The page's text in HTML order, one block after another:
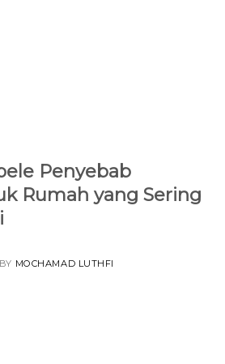
Penyebab
Rumah yang Sering
BY MOCHAMAD LUTHFI